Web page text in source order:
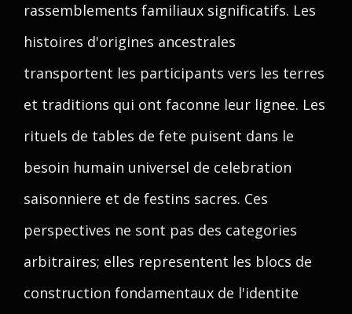
rassemblements familiaux significatifs. Les
histoires d'origines ancestrales
transportent les participants vers les terres
et traditions qui ont faconne leur lignee. Les
rituels de tables de fete puisent dans le
besoin humain universel de celebration
saisonniere et de festins sacres. Ces
perspectives ne sont pas des categories
arbitraires; elles representent les blocs de
construction fondamentaux de l'identite